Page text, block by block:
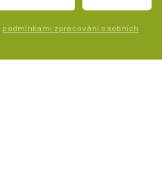
podmínkami zpracování osobních